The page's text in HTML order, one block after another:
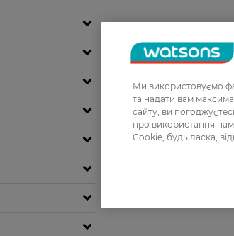
Ми використовуємо
та надати вам
сайту, ви
про використання
Cookie, будь ласка,